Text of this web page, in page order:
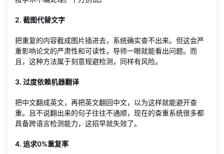
2. 截图代替文字
把重复的内容截成图片插进去，系统确实查不出来。但这会严
重影响论文的严肃性和可读性，导师一眼就能看出问题。而
且，这种方法属于刻意规避检测，同样有风险。
3. 过度依赖机器翻译
把中文翻成英文，再把英文翻回中文，以为这样就能避开查
重。且不说翻出来的句子往往不通顺，现在的查重系统很多都
具备跨语言检测能力，这招早就失效了。
4. 追求0%重复率